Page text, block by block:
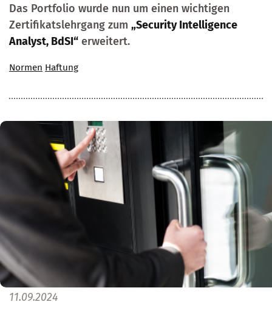
Das Portfolio wurde nun um einen wichtigen
Zertifikatslehrgang zum „Security Intelligence
Analyst, BdSI“ erweitert.
Normen Haftung
11.09.2024